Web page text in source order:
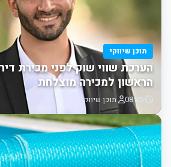
תוכן שיווקי
הערכת שווי שוק לפני מכירת
הראשון למכירה מוצלחת
תוכן שיווקי